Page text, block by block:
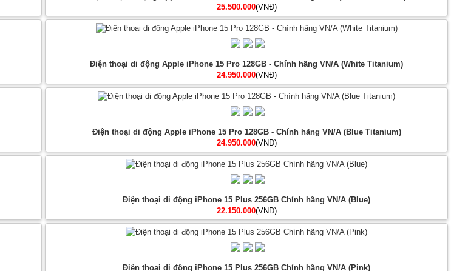
25.500.000(VNĐ)
Điện thoại di động Apple iPhone 15 Pro 128GB - Chính hãng VN/A (White Titanium)
24.950.000(VNĐ)
Điện thoại di động Apple iPhone 15 Pro 128GB - Chính hãng VN/A (Blue Titanium)
24.950.000(VNĐ)
Điện thoại di động iPhone 15 Plus 256GB Chính hãng VN/A (Blue)
22.150.000(VNĐ)
Điện thoại di động iPhone 15 Plus 256GB Chính hãng VN/A (Pink)